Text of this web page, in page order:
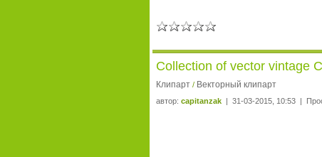
Collection of vector vintage
Клипарт / Векторный клипарт
автор: capitanzak | 31-03-2015, 10:53 |